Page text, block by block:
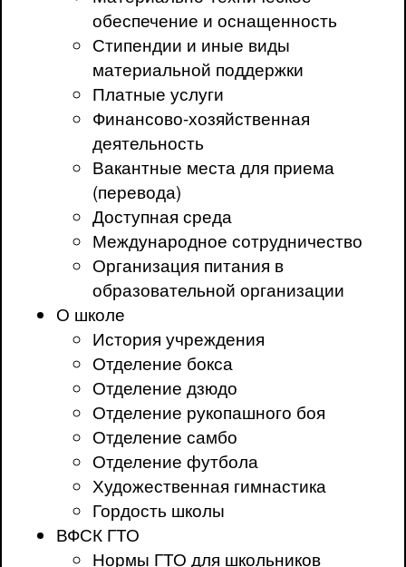
обеспечение и оснащенность
Стипендии и иные виды
материальной поддержки
Платные услуги
Финансово-хозяйственная
деятельность
Вакантные места для приема
(перевода)
Доступная среда
Международное сотрудничество
Организация питания в
образовательной организации
О школе
История учреждения
Отделение бокса
Отделение дзюдо
Отделение рукопашного боя
Отделение самбо
Отделение футбола
Художественная гимнастика
Гордость школы
ВФСК ГТО
Нормы ГТО для школьников